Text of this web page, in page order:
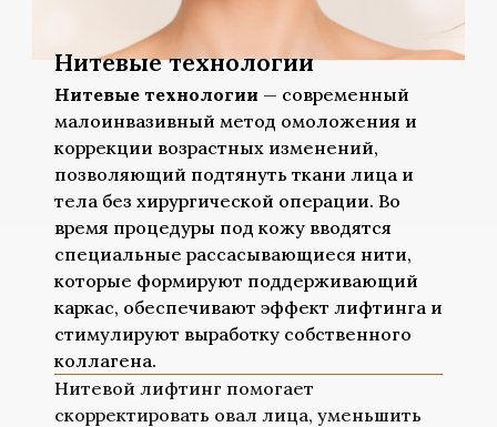
Нитевые технологии
Нитевые технологии — современный
малоинвазивный метод омоложения и
коррекции возрастных изменений,
позволяющий подтянуть ткани лица и
тела без хирургической операции. Во
время процедуры под кожу вводятся
специальные рассасывающиеся нити,
которые формируют поддерживающий
каркас, обеспечивают эффект лифтинга и
стимулируют выработку собственного
коллагена.
Нитевой лифтинг помогает
скорректировать овал лица, уменьшить